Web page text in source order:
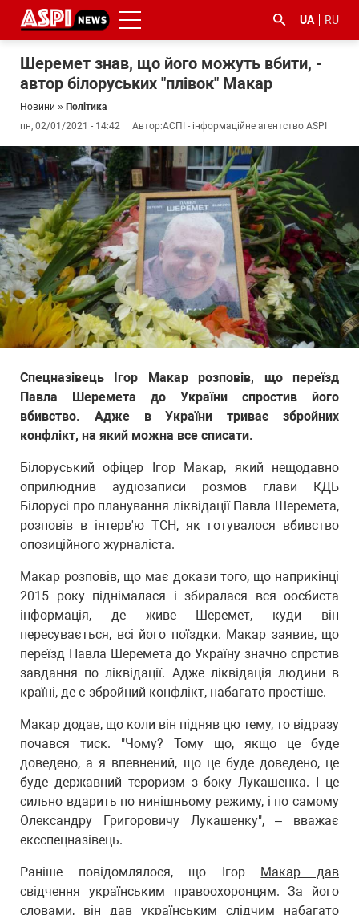
UA RU
Шеремет знав, що його можуть вбити, -
автор білоруських "плівок" Макар
Новини » Політика
пн, 02/01/2021 - 14:42
Автор:АСПІ - інформаційне агентство ASPI
Спецназівець Ігор Макар розповів, що переїзд
Павла Шеремета до України спростив його
вбивство. Адже в України триває збройних
конфлікт, на який можна все списати.
Білоруський офіцер Ігор Макар, який нещодавно
оприлюднив аудіозаписи розмов глави КДБ
Білорусі про планування ліквідації Павла Шеремета,
розповів в інтерв'ю ТСН, як готувалося вбивство
опозиційного журналіста.
Макар розповів, що має докази того, що наприкінці
2015 року піднімалася і збиралася вся оосбиста
інформація, де живе Шеремет, куди він
пересувається, всі його поїздки. Макар заявив, що
переїзд Павла Шеремета до Україну значно спрстив
завдання по ліквідації. Адже ліквідація людини в
країні, де є збройний конфлікт, набагато простіше.
Макар додав, що коли він підняв цю тему, то відразу
почався тиск. "Чому? Тому що, якщо це буде
доведено, а я впевнений, що це буде доведено, це
буде державний тероризм з боку Лукашенка. І це
сильно вдарить по нинішньому режиму, і по самому
Олександру Григоровичу Лукашенку", – вважає
ексспецназівець.
Раніше повідомлялося, що Ігор Макар дав
свідчення українським правоохоронцям. За його
словами, він дав українським слідчим набагато
#ООС
#боротьба
з
корупцією
#ДФС #Київ #коронавірус